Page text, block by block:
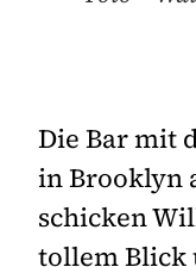
Die Bar mit
in Brooklyn
schicken
tollem Blick